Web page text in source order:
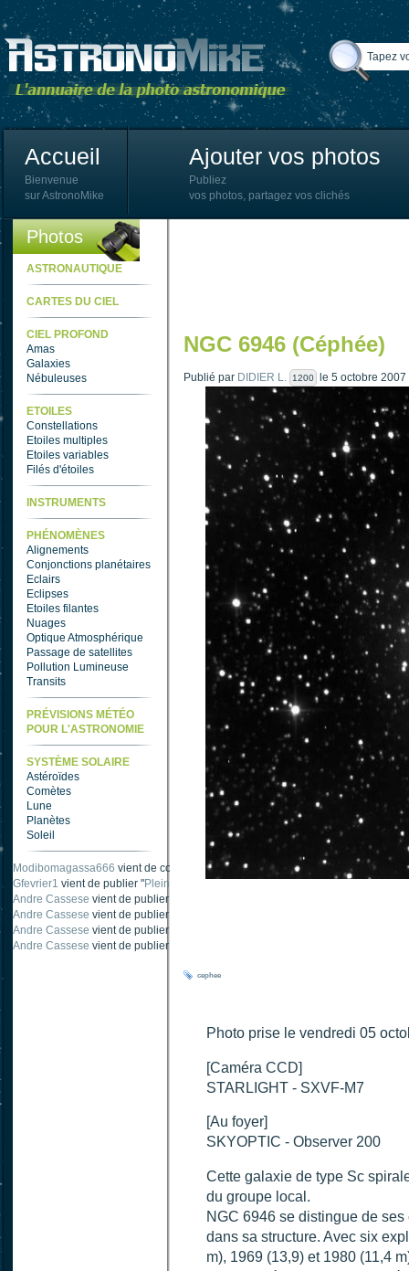
Accueil
Bienvenue
sur AstronoMike
Ajouter vos photos
Publiez
vos photos, partagez vos clichés
Photos
ASTRONAUTIQUE
CARTES DU CIEL
CIEL PROFOND
Amas
Galaxies
Nébuleuses
ETOILES
Constellations
Etoiles multiples
Etoiles variables
Filés d'étoiles
INSTRUMENTS
PHÉNOMÈNES
Alignements
Conjonctions planétaires
Eclairs
Eclipses
Etoiles filantes
Nuages
Optique Atmosphérique
Passage de satellites
Pollution Lumineuse
Transits
PRÉVISIONS MÉTÉO
POUR L'ASTRONOMIE
SYSTÈME SOLAIRE
Astéroïdes
Comètes
Lune
Planètes
Soleil
Modibomagassa666 vient de commenter " Ombre portée d'une traînée d'avion
Gfevrier1 vient de publier "Pleine Lune - 9 Aout 205
Andre Cassese vient de publier "
Andre Cassese vient de publier "
Andre Cassese vient de publier "
Andre Cassese vient de publier "
NGC 6946 (Céphée)
Publié par DIDIER L. 1200 le 5 octobre
cephee
Photo prise le vendredi 05
[Caméra CCD]
STARLIGHT - SXVF-M7
[Au foyer]
SKYOPTIC - Observer 200
Cette galaxie de type Sc
du groupe local.
NGC 6946 se distingue de
dans sa structure. Avec six
m), 1969 (13,9) et 1980 (11,4